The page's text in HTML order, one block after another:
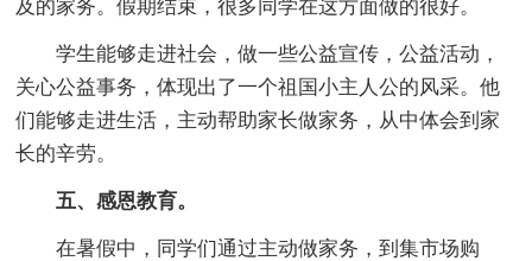
及的家务。假期结束，很多同学在这方面做的很好。
学生能够走进社会，做一些公益宣传，公益活动，
关心公益事务，体现出了一个祖国小主人公的风采。他
们能够走进生活，主动帮助家长做家务，从中体会到家
长的辛劳。
五、感恩教育。
在暑假中，同学们通过主动做家务，到集市场购